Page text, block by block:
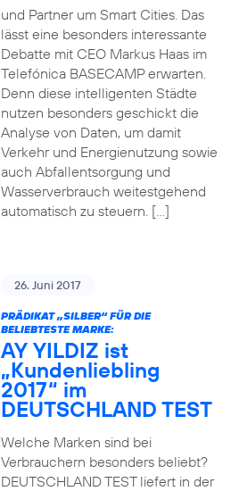
und Partner um Smart Cities. Das
lässt eine besonders interessante
Debatte mit CEO Markus Haas im
Telefónica BASECAMP erwarten.
Denn diese intelligenten Städte
nutzen besonders geschickt die
Analyse von Daten, um damit
Verkehr und Energienutzung sowie
auch Abfallentsorgung und
Wasserverbrauch weitestgehend
automatisch zu steuern. […]
26. Juni 2017
PRÄDIKAT „SILBER“ FÜR DIE
BELIEBTESTE MARKE:
AY YILDIZ ist
„Kundenliebling
2017“ im
DEUTSCHLAND TEST
Welche Marken sind bei
Verbrauchern besonders beliebt?
DEUTSCHLAND TEST liefert in der